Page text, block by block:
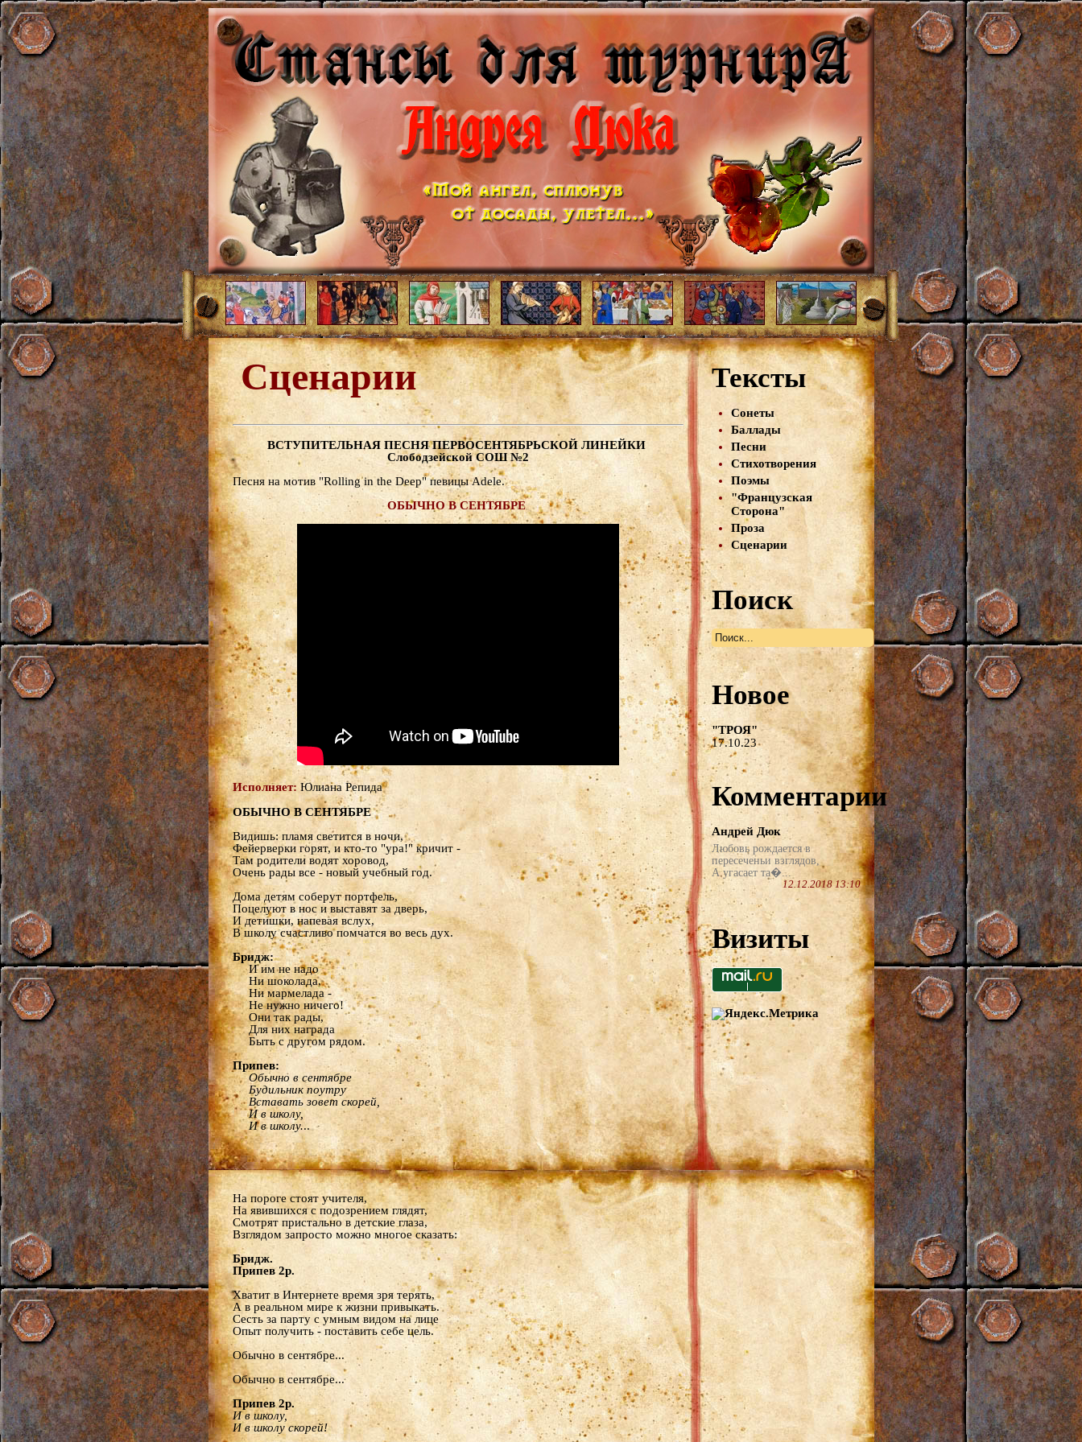
Сценарии
ВСТУПИТЕЛЬНАЯ ПЕСНЯ ПЕРВОСЕНТЯБРЬСКОЙ ЛИНЕЙКИ
Слободзейской СОШ №2
Песня на мотив "Rolling in the Deep" певицы Adele.
ОБЫЧНО В СЕНТЯБРЕ
Исполняет: Юлиана Репида
ОБЫЧНО В СЕНТЯБРЕ
Видишь: пламя светится в ночи,
Фейерверки горят, и кто-то "ура!" кричит -
Там родители водят хоровод,
Очень рады все - новый учебный год.
Дома детям соберут портфель,
Поцелуют в нос и выставят за дверь,
И детишки, напевая вслух,
В школу счастливо помчатся во весь дух.
Бридж:
И им не надо
Ни шоколада,
Ни мармелада -
Не нужно ничего!
Они так рады,
Для них награда
Быть с другом рядом.
Припев:
Обычно в сентябре
Будильник поутру
Вставать зовет скорей,
И в школу,
И в школу...
На пороге стоят учителя,
На явившихся с подозрением глядят,
Смотрят пристально в детские глаза,
Взглядом запросто можно многое сказать:
Бридж.
Припев 2р.
Хватит в Интернете время зря терять,
А в реальном мире к жизни привыкать.
Сесть за парту с умным видом на лице
Опыт получить - поставить себе цель.
Обычно в сентябре...
Обычно в сентябре...
Припев 2р.
И в школу,
И в школу скорей!
Тексты
Сонеты
Баллады
Песни
Стихотворения
Поэмы
"Французская
Сторона"
Проза
Сценарии
Поиск
Новое
"ТРОЯ"
17.10.23
Комментарии
Андрей Дюк
Любовь рождается в
пересеченьи взглядов,
А угасает та�...
12.12.2018 13:10
Визиты